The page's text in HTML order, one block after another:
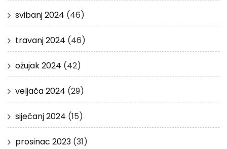
svibanj 2024 (46)
travanj 2024 (46)
ožujak 2024 (42)
veljača 2024 (29)
siječanj 2024 (15)
prosinac 2023 (31)